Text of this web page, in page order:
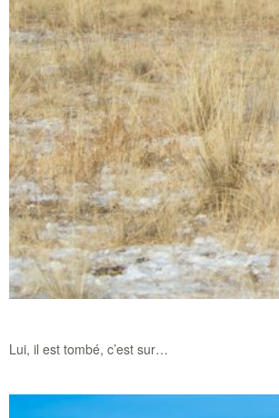
Lui, il est tombé, c’est sur…